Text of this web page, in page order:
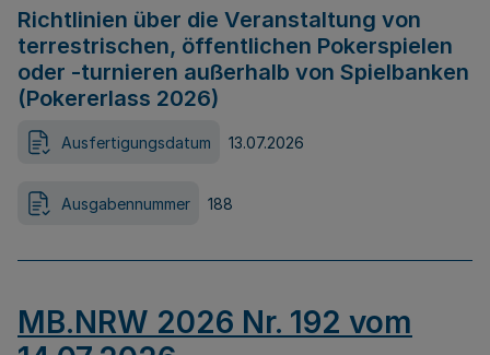
Richtlinien über die Veranstaltung von
terrestrischen, öffentlichen Pokerspielen
oder -turnieren außerhalb von Spielbanken
(Pokererlass 2026)
Ausfertigungsdatum 13.07.2026
Ausgabennummer 188
MB.NRW 2026 Nr. 192 vom